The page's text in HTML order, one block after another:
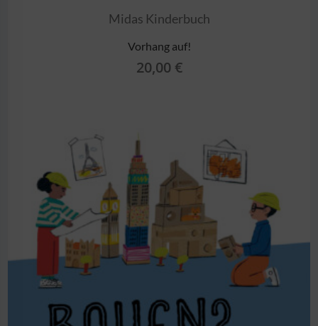
Midas Kinderbuch
Vorhang auf!
20,00 €